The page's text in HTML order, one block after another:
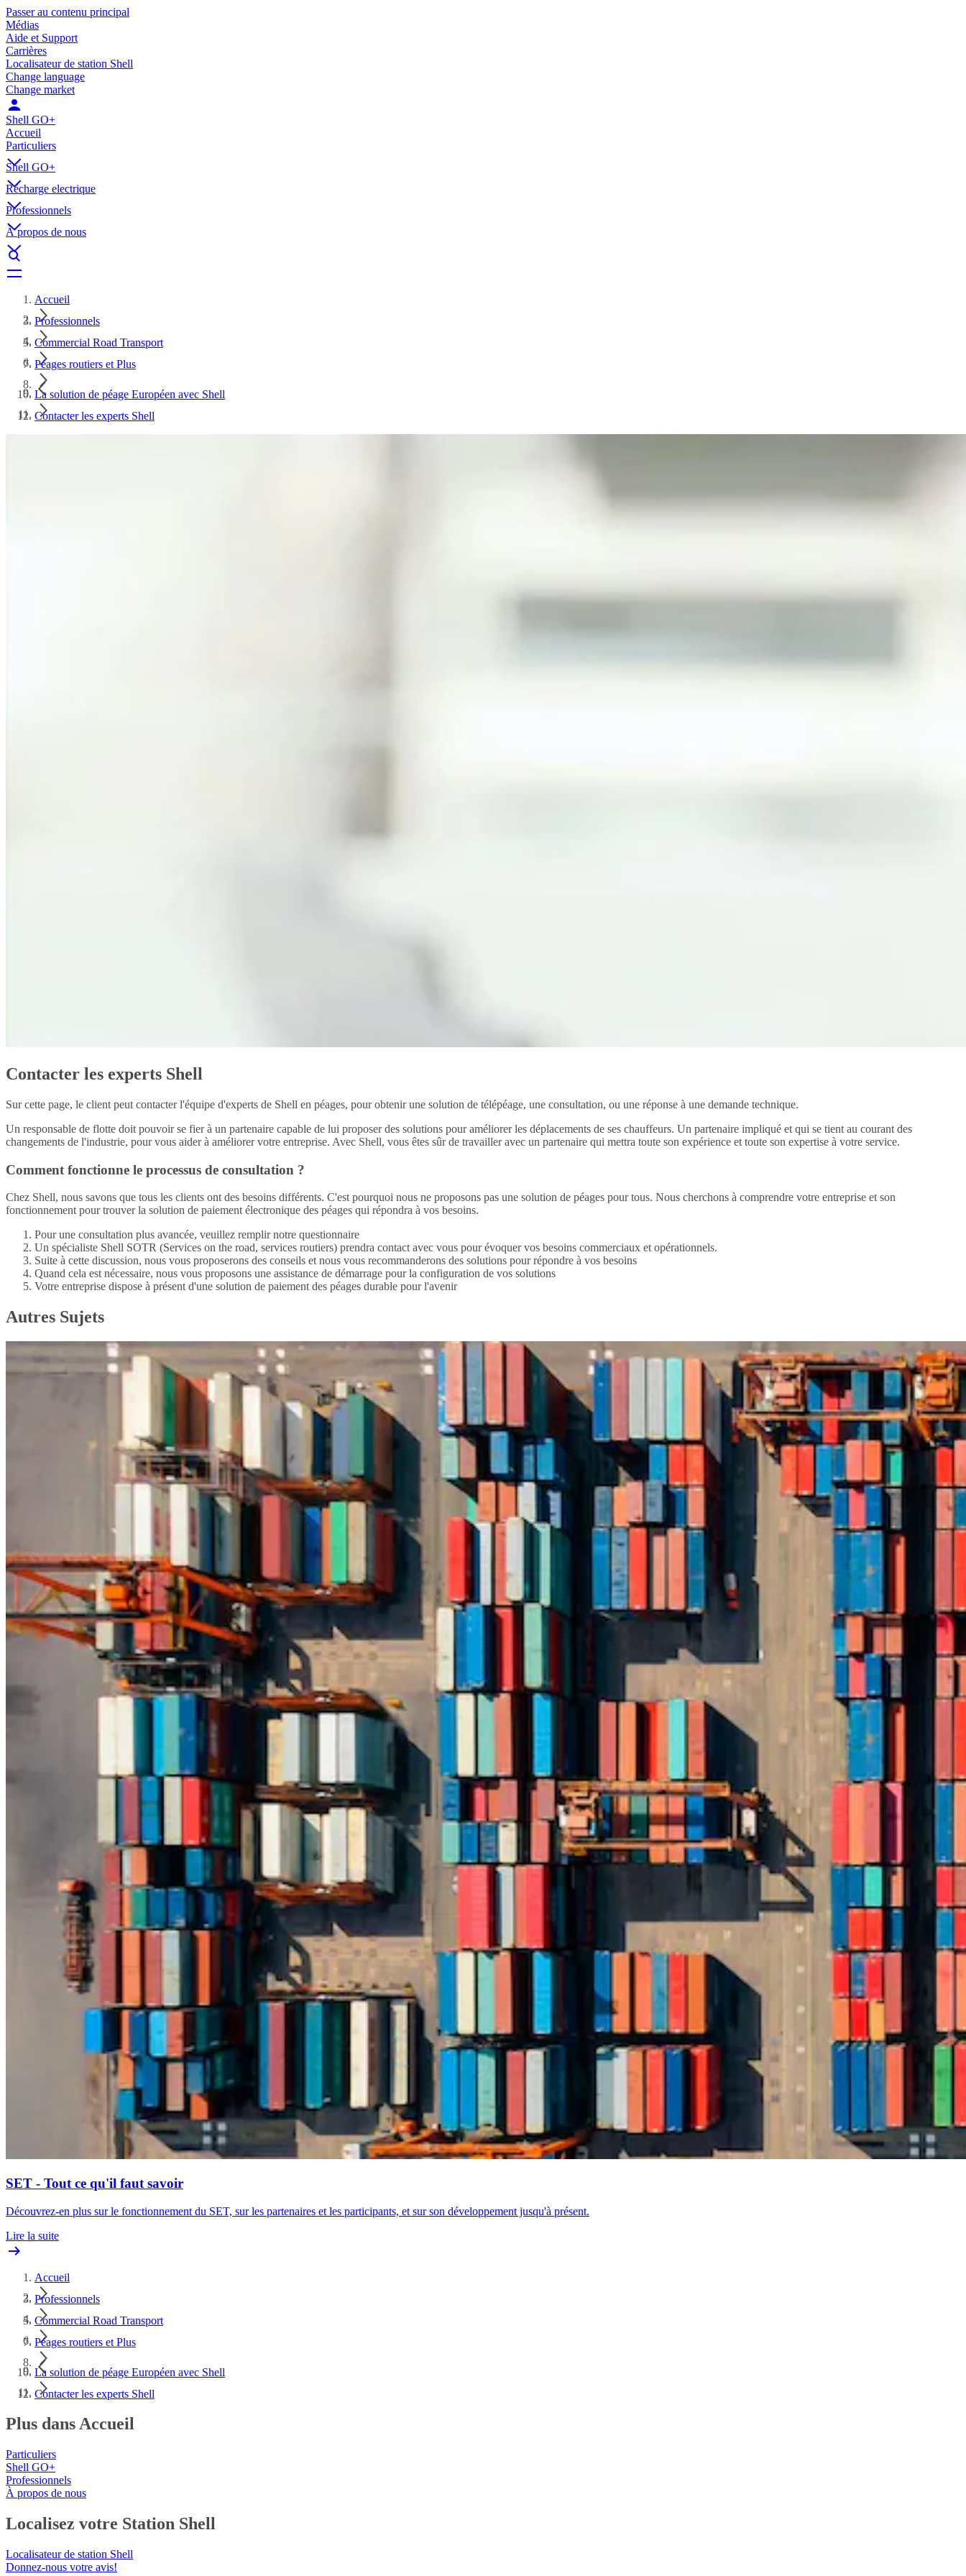
Passer au contenu principal
Médias
Aide et Support
Carrières
Localisateur de station Shell
Change language
Change market
Shell GO+
Accueil
Particuliers
Shell GO+
Récharge electrique
Professionnels
À propos de nous
Accueil
Professionnels
Commercial Road Transport
Péages routiers et Plus
La solution de péage Européen avec Shell
Contacter les experts Shell
Contacter les experts Shell
Sur cette page, le client peut contacter l'équipe d'experts de Shell en péages, pour obtenir une solution de télépéage, une consultation, ou une réponse à une demande technique.
Un responsable de flotte doit pouvoir se fier à un partenaire capable de lui proposer des solutions pour améliorer les déplacements de ses chauffeurs. Un partenaire impliqué et qui se tient au courant des
changements de l'industrie, pour vous aider à améliorer votre entreprise. Avec Shell, vous êtes sûr de travailler avec un partenaire qui mettra toute son expérience et toute son expertise à votre service.
Comment fonctionne le processus de consultation ?
Chez Shell, nous savons que tous les clients ont des besoins différents. C'est pourquoi nous ne proposons pas une solution de péages pour tous. Nous cherchons à comprendre votre entreprise et son
fonctionnement pour trouver la solution de paiement électronique des péages qui répondra à vos besoins.
Pour une consultation plus avancée, veuillez remplir notre questionnaire
Un spécialiste Shell SOTR (Services on the road, services routiers) prendra contact avec vous pour évoquer vos besoins commerciaux et opérationnels.
Suite à cette discussion, nous vous proposerons des conseils et nous vous recommanderons des solutions pour répondre à vos besoins
Quand cela est nécessaire, nous vous proposons une assistance de démarrage pour la configuration de vos solutions
Votre entreprise dispose à présent d'une solution de paiement des péages durable pour l'avenir
Autres Sujets
SET - Tout ce qu'il faut savoir
Découvrez-en plus sur le fonctionnement du SET, sur les partenaires et les participants, et sur son développement jusqu'à présent.
Lire la suite
Accueil
Professionnels
Commercial Road Transport
Péages routiers et Plus
La solution de péage Européen avec Shell
Contacter les experts Shell
Plus dans Accueil
Particuliers
Shell GO+
Professionnels
À propos de nous
Localisez votre Station Shell
Localisateur de station Shell
Donnez-nous votre avis!